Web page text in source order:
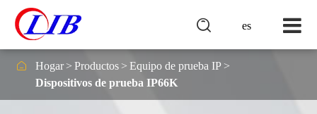
es

 Hogar Productos
Equipo de prueba IP
Dispositivos de prueba IP66K